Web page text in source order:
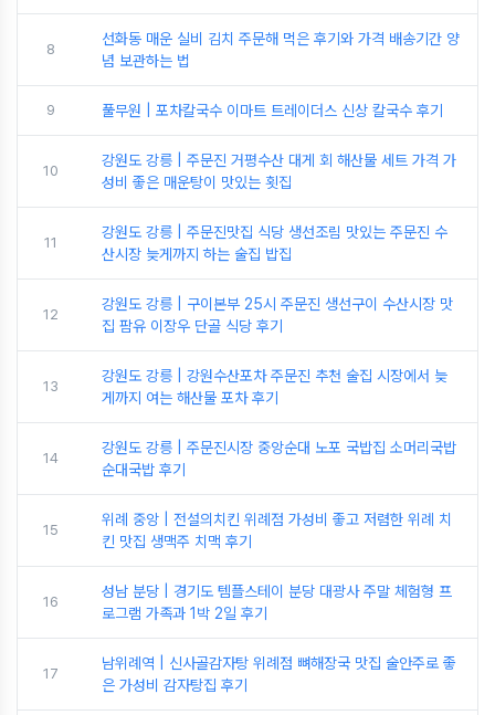
8
선화동 매운 실비 김치 주문해 먹은 후기와 가격 배송기간 양
념 보관하는 법
9 풀무원 | 포차칼국수 이마트 트레이더스 신상 칼국수 후기
10
강원도 강릉 | 주문진 거평수산 대게 회 해산물 세트 가격 가
성비 좋은 매운탕이 맛있는 횟집
11
강원도 강릉 | 주문진맛집 식당 생선조림 맛있는 주문진 수
산시장 늦게까지 하는 술집 밥집
12
강원도 강릉 | 구이본부 25시 주문진 생선구이 수산시장 맛
집 팜유 이장우 단골 식당 후기
13
강원도 강릉 | 강원수산포차 주문진 추천 술집 시장에서 늦
게까지 여는 해산물 포차 후기
14
강원도 강릉 | 주문진시장 중앙순대 노포 국밥집 소머리국밥
순대국밥 후기
15
위례 중앙 | 전설의치킨 위례점 가성비 좋고 저렴한 위례 치
킨 맛집 생맥주 치맥 후기
16
성남 분당 | 경기도 템플스테이 분당 대광사 주말 체험형 프
로그램 가족과 1박 2일 후기
17
남위례역 | 신사골감자탕 위례점 뼈해장국 맛집 술안주로 좋
은 가성비 감자탕집 후기